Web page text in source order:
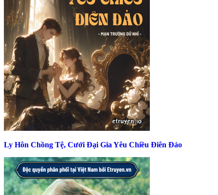
Ly Hôn Chồng Tệ, Cưới Đại Gia Yêu Chiều Điên Đảo